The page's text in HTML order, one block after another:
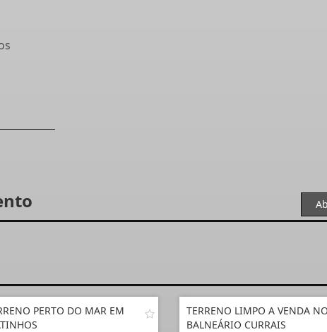
PERTO DO MAR EM
TERRENO LIMPO A VENDA
BALNEÁRIO CURRAIS